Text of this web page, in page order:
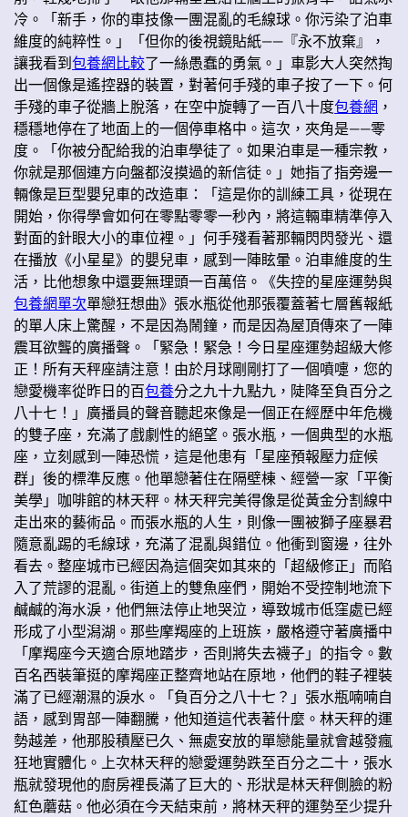
冷。「新手，你的車技像一團混亂的毛線球。你污染了泊車
維度的純粹性。」「但你的後視鏡貼紙——『永不放棄』，
讓我看到包養網比較了一絲愚蠢的勇氣。」車影大人突然掏
出一個像是遙控器的裝置，對著何手殘的車子按了一下。何
手殘的車子從牆上脫落，在空中旋轉了一百八十度包養網 ，
穩穩地停在了地面上的一個停車格中。這次，夾角是——零
度。「你被分配給我的泊車學徒了。如果泊車是一種宗教，
你就是那個連方向盤都沒摸過的新信徒。」她指了指旁邊一
輛像是巨型嬰兒車的改造車：「這是你的訓練工具，從現在
開始，你得學會如何在零點零零一秒內，將這輛車精準停入
對面的針眼大小的車位裡。」何手殘看著那輛閃閃發光、還
在播放《小星星》的嬰兒車，感到一陣眩暈。泊車維度的生
活，比他想象中還要無理頭一百萬倍。《失控的星座運勢與
包養網單次單戀狂想曲》張水瓶從他那張覆蓋著七層舊報紙
的單人床上驚醒，不是因為鬧鐘，而是因為屋頂傳來了一陣
震耳欲聾的廣播聲。「緊急！緊急！今日星座運勢超級大修
正！所有天秤座請注意！由於月球剛剛打了一個噴嚏，您的
戀愛機率從昨日的百包養分之九十九點九，陡降至負百分之
八十七！」廣播員的聲音聽起來像是一個正在經歷中年危機
的雙子座，充滿了戲劇性的絕望。張水瓶，一個典型的水瓶
座，立刻感到一陣恐慌，這是他患有「星座預報壓力症候
群」後的標準反應。他單戀著住在隔壁棟、經營一家「平衡
美學」咖啡館的林天秤。林天秤完美得像是從黃金分割線中
走出來的藝術品。而張水瓶的人生，則像一團被獅子座暴君
隨意亂踢的毛線球，充滿了混亂與錯位。他衝到窗邊，往外
看去。整座城市已經因為這個突如其來的「超級修正」而陷
入了荒謬的混亂。街道上的雙魚座們，開始不受控制地流下
鹹鹹的海水淚，他們無法停止地哭泣，導致城市低窪處已經
形成了小型潟湖。那些摩羯座的上班族，嚴格遵守著廣播中
「摩羯座今天適合原地踏步，否則將失去襪子」的指令。數
百名西裝筆挺的摩羯座正整齊地站在原地，他們的鞋子裡裝
滿了已經潮濕的淚水。「負百分之八十七？」張水瓶喃喃自
語，感到胃部一陣翻騰，他知道這代表著什麼。林天秤的運
勢越差，他那股積壓已久、無處安放的單戀能量就會越發瘋
狂地實體化。上次林天秤的戀愛運勢跌至百分之二十，張水
瓶就發現他的廚房裡長滿了巨大的、形狀是林天秤側臉的粉
紅色蘑菇。他必須在今天結束前，將林天秤的運勢至少提升